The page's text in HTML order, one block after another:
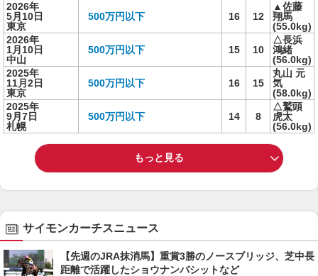
2026年
5月10日
東京
500万円以下 16 12
▲佐藤
翔馬
(55.0kg)
2026年
1月10日
中山
500万円以下 15 10
△長浜
鴻緒
(56.0kg)
2025年
11月2日
東京
500万円以下 16 15
丸山 元
気
(58.0kg)
2025年
9月7日
札幌
500万円以下 14 8
△鷲頭
虎太
(56.0kg)
もっと見る
サイモンカーチスニュース
【先週のJRA抹消馬】重賞3勝のノースブリッジ、芝中長
距離で活躍したショウナンバシットなど